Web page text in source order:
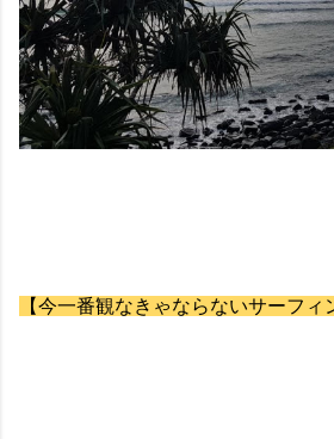
【今一番観なきゃならないサーフィ